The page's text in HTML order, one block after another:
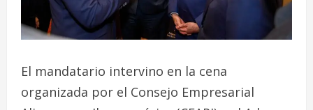
El mandatario intervino en la cena
organizada por el Consejo Empresarial